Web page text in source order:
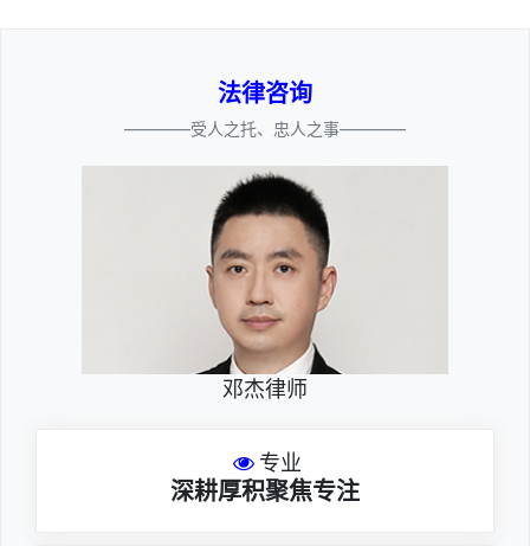
法律咨询
————受人之托、忠人之事————
邓杰律师
专业
深耕厚积聚焦专注